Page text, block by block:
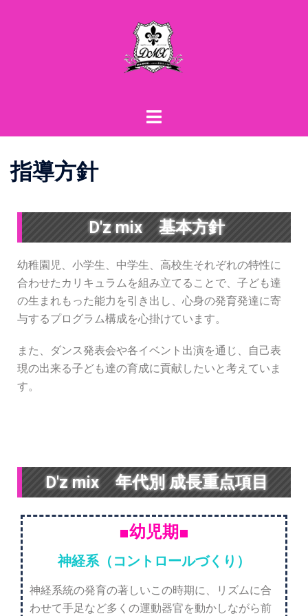
指導方針
D'z mix 基本方針
幼稚園児、小学生、中学生、高校生それぞれの特性に
合わせたカリキュラムを組み立てることで、子ども達
の生まれもった能力を引き出し、心身の発育発達に寄
与するプログラム構成を心掛けています。
また、ダンス発表会や各イベント出演を通じ、自己表
現の出来る子ども達の育成に貢献したいと考えていま
す。
D'z mix 年代別 成長重点項目
■幼児期■
神経系（コントロールづくり）
神経系統の発育の著しいこの時期に、リズムに合
わせて手足など多くの運動器官を動かしながら前